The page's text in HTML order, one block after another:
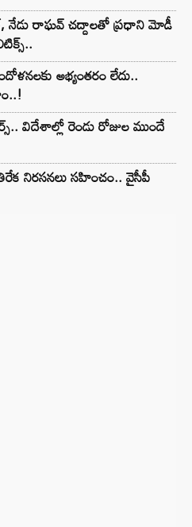
నేడు రాఘవ్ చద్దాలతో ప్రధాని మోడీ
అభ్యంతరం లేదు..
విదేశాల్లో రెండు రోజుల ముందే
నిరసనలు సహించం.. వైసీపీ